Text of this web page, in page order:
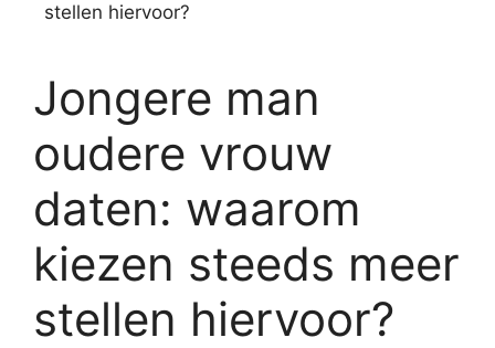
stellen hiervoor?
Jongere man
oudere vrouw
daten: waarom
kiezen steeds meer
stellen hiervoor?